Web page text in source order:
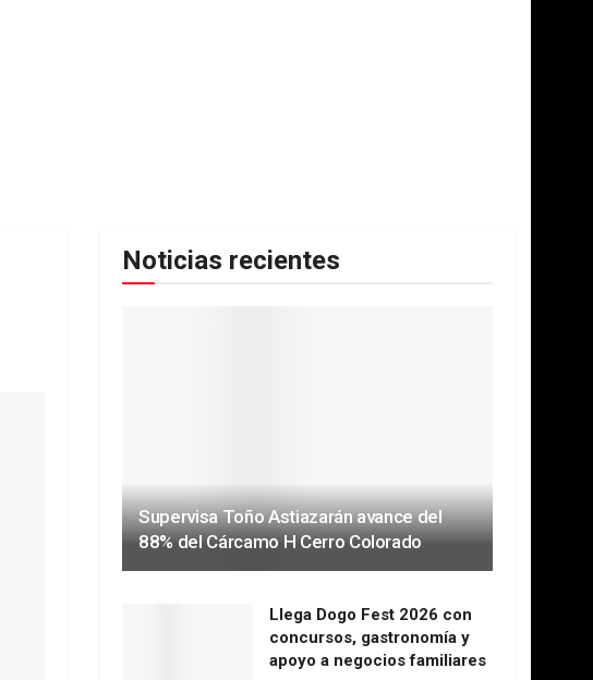
Noticias recientes
Supervisa Toño Astiazarán avance del
88% del Cárcamo H Cerro Colorado
Llega Dogo Fest 2026 con
concursos, gastronomía y
apoyo a negocios familiares